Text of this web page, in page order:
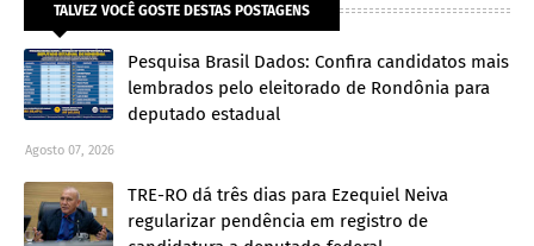
TALVEZ VOCÊ GOSTE DESTAS POSTAGENS
Pesquisa Brasil Dados: Confira candidatos mais
lembrados pelo eleitorado de Rondônia para
deputado estadual
Agosto 07, 2026
TRE-RO dá três dias para Ezequiel Neiva
regularizar pendência em registro de